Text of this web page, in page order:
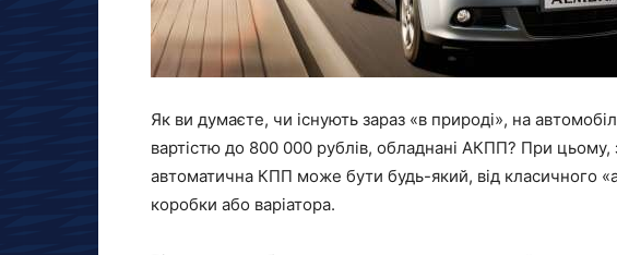
Як ви думаєте, чи існують зараз «в природі», на
вартістю до 800 000 рублів, обладнані АКПП? При
автоматична КПП може бути будь-який, від класичного
коробки або варіатора.